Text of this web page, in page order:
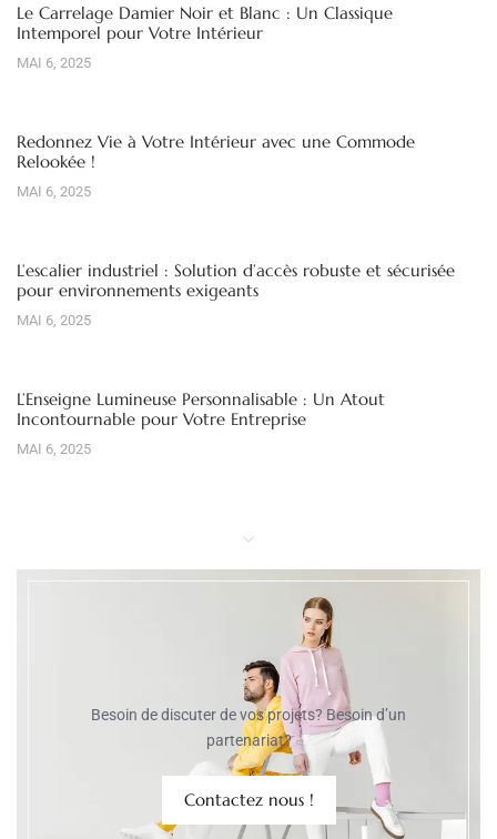
Le Carrelage Damier Noir et Blanc : Un Classique
Intemporel pour Votre Intérieur
MAI 6, 2025
Redonnez Vie à Votre Intérieur avec une Commode
Relookée !
MAI 6, 2025
L’escalier industriel : Solution d’accès robuste et sécurisée
pour environnements exigeants
MAI 6, 2025
L’Enseigne Lumineuse Personnalisable : Un Atout
Incontournable pour Votre Entreprise
MAI 6, 2025
Besoin de discuter de vos projets? Besoin d’un
partenariat?
Contactez nous !